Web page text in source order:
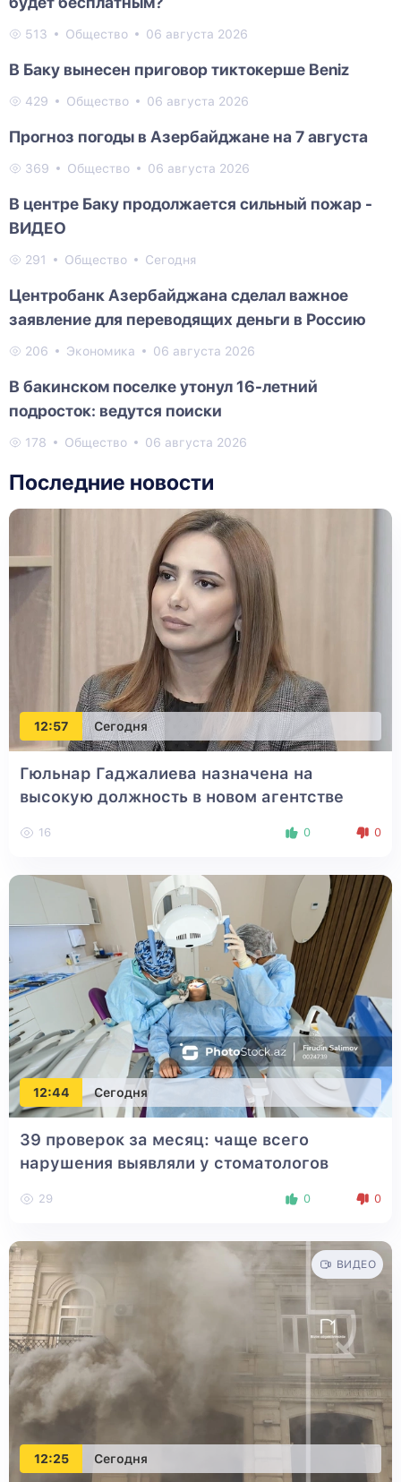
513 Общество 06 августа 2026
В Баку вынесен приговор тиктокерше Beniz
429 Общество 06 августа 2026
Прогноз погоды в Азербайджане на 7 августа
369 Общество 06 августа 2026
В центре Баку продолжается сильный пожар -
ВИДЕО
291 Общество Сегодня
Центробанк Азербайджана сделал важное
заявление для переводящих деньги в Россию
206 Экономика 06 августа 2026
В бакинском поселке утонул 16-летний
подросток: ведутся поиски
178 Общество 06 августа 2026
Последние новости
12:57 Сегодня
Гюльнар Гаджалиева назначена на
высокую должность в новом агентстве
16 0 0
12:44 Сегодня
39 проверок за месяц: чаще всего
нарушения выявляли у стоматологов
29 0 0
12:25 Сегодня
ВИДЕО